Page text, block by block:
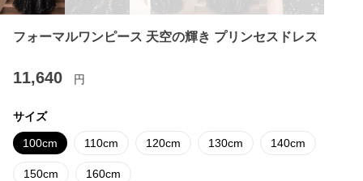
フォーマルワンピース 天空の輝き プリンセスドレス
11,640 円
サイズ
100cm 110cm 120cm 130cm 140cm
150cm 160cm